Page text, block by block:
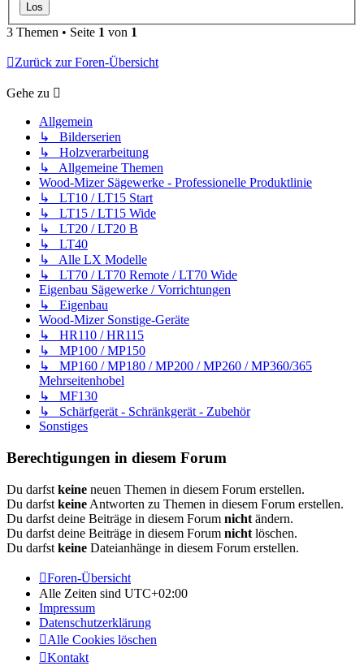
3 Themen • Seite 1 von 1
Zurück zur Foren-Übersicht
Gehe zu
Allgemein
↳ Bilderserien
↳ Holzverarbeitung
↳ Allgemeine Themen
Wood-Mizer Sägewerke - Professionelle Produktlinie
↳ LT10 / LT15 Start
↳ LT15 / LT15 Wide
↳ LT20 / LT20 B
↳ LT40
↳ Alle LX Modelle
↳ LT70 / LT70 Remote / LT70 Wide
Eigenbau Sägewerke / Vorrichtungen
↳ Eigenbau
Wood-Mizer Sonstige-Geräte
↳ HR110 / HR115
↳ MP100 / MP150
↳ MP160 / MP180 / MP200 / MP260 / MP360/365
Mehrseitenhobel
↳ MF130
↳ Schärfgerät - Schränkgerät - Zubehör
Sonstiges
Berechtigungen in diesem Forum
Du darfst keine neuen Themen in diesem Forum erstellen.
Du darfst keine Antworten zu Themen in diesem Forum erstellen.
Du darfst deine Beiträge in diesem Forum nicht ändern.
Du darfst deine Beiträge in diesem Forum nicht löschen.
Du darfst keine Dateianhänge in diesem Forum erstellen.
Foren-Übersicht
Alle Zeiten sind UTC+02:00
Impressum
Datenschutzerklärung
Alle Cookies löschen
Kontakt